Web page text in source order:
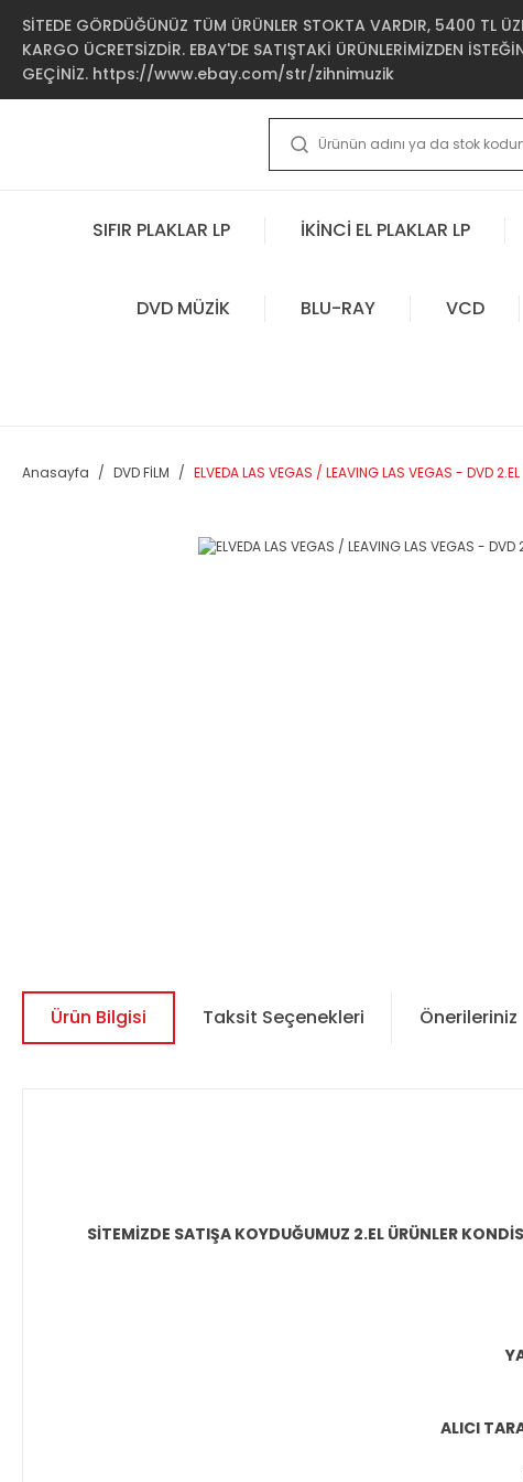
SİTEDE GÖRDÜĞÜNÜZ TÜM ÜRÜNLER STOKTA VARDIR, 5400 TL
KARGO ÜCRETSİZDİR. EBAY'DE SATIŞTAKİ ÜRÜNLERİMİZDEN
GEÇİNİZ. https://www.ebay.com/str/zihnimuzik
SIFIR PLAKLAR LP İKİNCİ EL PLAKLAR LP
DVD MÜZİK BLU-RAY VCD
Anasayfa DVD FİLM ELVEDA LAS VEGAS / LEAVING LAS VEGAS - DVD 2.EL
Ürün Bilgisi Taksit Seçenekleri Önerileriniz
SİTEMİZDE SATIŞA KOYDUĞUMUZ 2.EL ÜRÜNLER
ALICI